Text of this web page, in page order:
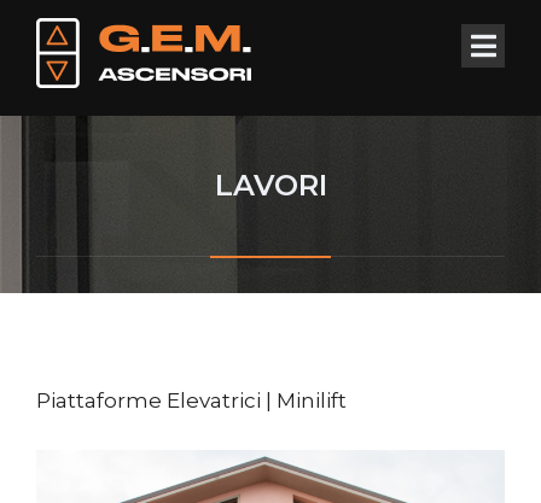
LAVORI
Piattaforme Elevatrici | Minilift